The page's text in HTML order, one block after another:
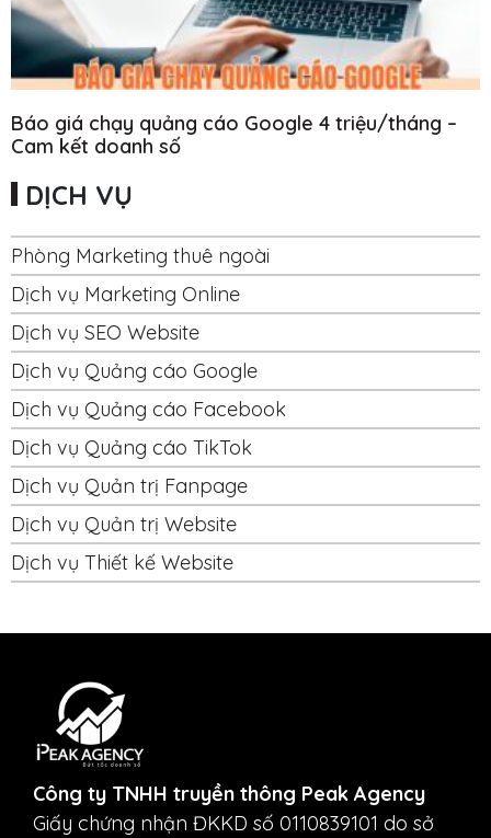
Báo giá chạy quảng cáo Google 4 triệu/tháng –
Cam kết doanh số
DỊCH VỤ
Phòng Marketing thuê ngoài
Dịch vụ Marketing Online
Dịch vụ SEO Website
Dịch vụ Quảng cáo Google
Dịch vụ Quảng cáo Facebook
Dịch vụ Quảng cáo TikTok
Dịch vụ Quản trị Fanpage
Dịch vụ Quản trị Website
Dịch vụ Thiết kế Website
Công ty TNHH truyền thông Peak Agency
Giấy chứng nhận ĐKKD số 0110839101 do sở